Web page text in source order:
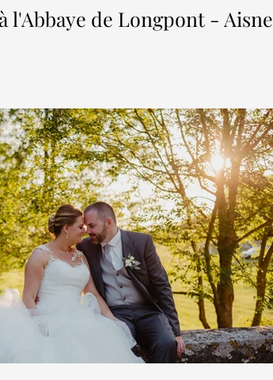
l'Abbaye de Longpont - Aisne